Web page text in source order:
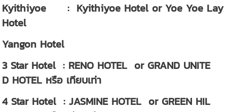
Kyithiyoe : Kyithiyoe Hotel or Yoe Yoe Lay
Hotel
Yangon Hotel
3 Star Hotel : RENO HOTEL or GRAND UNITE
D HOTEL หรือ เทียบเท่า
4 Star Hotel : JASMINE HOTEL or GREEN HIL